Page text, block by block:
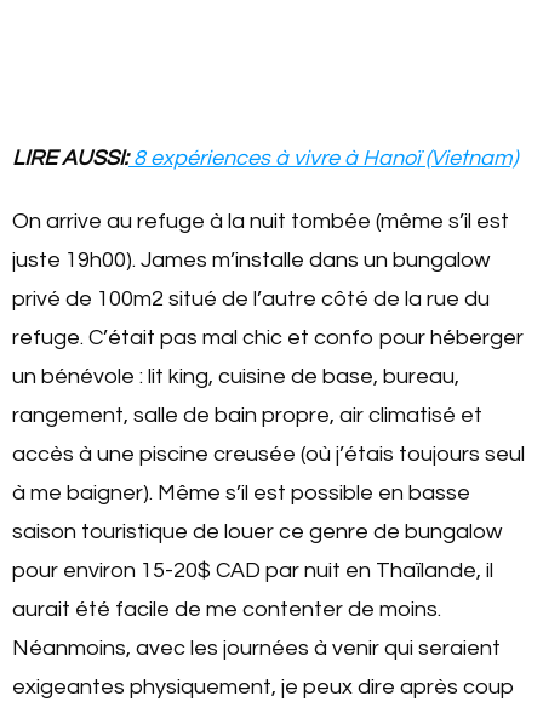
LIRE AUSSI:8 expériences à vivre à Hanoï (Vietnam)
On arrive au refuge à la nuit tombée (même s’il est
juste 19h00). James m’installe dans un bungalow
privé de 100m2 situé de l’autre côté de la rue du
refuge. C’était pas mal chic et confo pour héberger
un bénévole : lit king, cuisine de base, bureau,
rangement, salle de bain propre, air climatisé et
accès à une piscine creusée (où j’étais toujours seul
à me baigner). Même s’il est possible en basse
saison touristique de louer ce genre de bungalow
pour environ 15-20$ CAD par nuit en Thaïlande, il
aurait été facile de me contenter de moins.
Néanmoins, avec les journées à venir qui seraient
exigeantes physiquement, je peux dire après coup